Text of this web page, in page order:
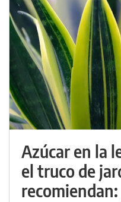
Azúcar en la
el truco de